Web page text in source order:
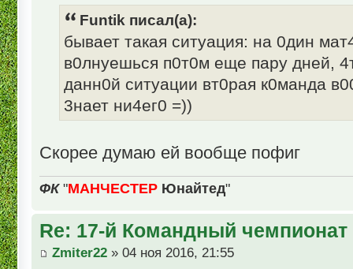
Funtik писал(а):
бывает такая ситуация: на 0дин
в0лнуешься п0т0м еще пару дней,
данн0й ситуации вт0рая к0манда
3нает ни4ег0 =))
Скорее думаю ей вообще пофиг
ФК"МАНЧЕСТЕР Юнайтед"
Re: 17-й Командный чемпионат
Zmiter22 » 04 ноя 2016, 21:55